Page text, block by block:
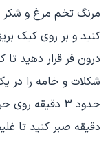
مرنگ تخم مرغ و شکر
درون فر قرار دهید تا
شکلات و خامه را در
دقیقه صبر کنید تا